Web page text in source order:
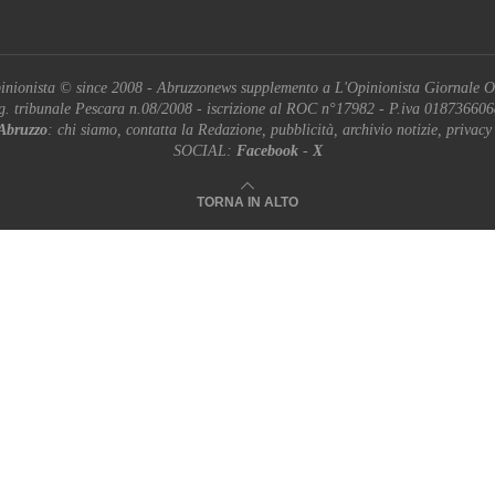
© since 2008 - Abruzzonews supplemento a L'Opinionista Giornale
tribunale Pescara n.08/2008 - iscrizione al ROC n°17982 - P.iva
: chi siamo, contatta la Redazione, pubblicità, archivio notizie, privacy
SOCIAL: Facebook- X
TORNA IN ALTO